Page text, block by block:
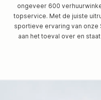
ongeveer 600
topservice. Met de juiste
sportieve ervaring van onze
aan het toeval over en